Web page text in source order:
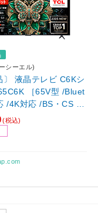
シーエル)
〕 液晶テレビ C6Kシ
/4K対応 /BS・CS 4K
ー内蔵 /YouTube対
(税込)